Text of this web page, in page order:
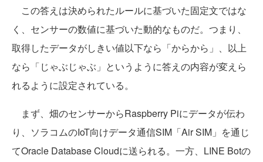
この答えは決められたルールに基づいた固定文ではな
く、センサーの数値に基づいた動的なものだ。つまり、
取得したデータがしきい値以下なら「からから」、以上
なら「じゃぶじゃぶ」というように答えの内容が変えら
れるように設定されている。
まず、畑のセンサーからRaspberry Piにデータが伝わ
り、ソラコムのIoT向けデータ通信SIM「Air SIM」を通じ
てOracle Database Cloudに送られる。一方、LINE Botの